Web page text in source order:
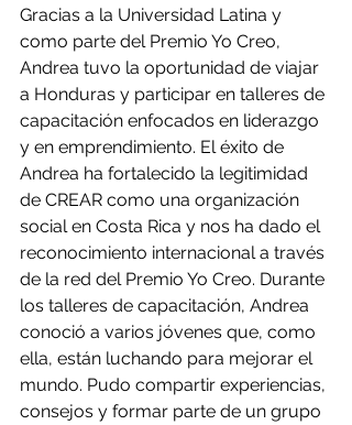
Gracias a la Universidad Latina y
como parte del Premio Yo Creo,
Andrea tuvo la oportunidad de viajar
a Honduras y participar en talleres de
capacitación enfocados en liderazgo
y en emprendimiento. El éxito de
Andrea ha fortalecido la legitimidad
de CREAR como una organización
social en Costa Rica y nos ha dado el
reconocimiento internacional a través
de la red del Premio Yo Creo. Durante
los talleres de capacitación, Andrea
conoció a varios jóvenes que, como
ella, están luchando para mejorar el
mundo. Pudo compartir experiencias,
consejos y formar parte de un grupo